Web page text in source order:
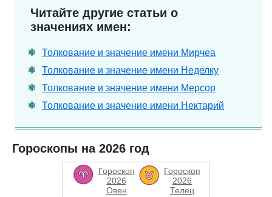
Читайте другие статьи о
значениях имен:
Толкование и значение имени Мирчеа
Толкование и значение имени Неделку
Толкование и значение имени Мерсор
Толкование и значение имени Нектарий
Гороскопы на 2026 год
Гороскоп
2026
Овен
Гороскоп
2026
Телец